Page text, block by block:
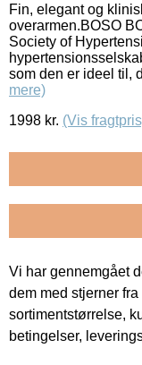
Fin, elegant og
overarmen.BOSO
Society of
som den er ideel til,
mere)
1998 kr. (Vis
Vi har gennemgået
dem med stjerner
sortimentstørrelse,
betingelser,